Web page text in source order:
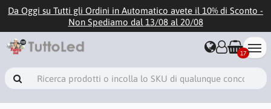
Da Oggi su Tutti gli Ordini in Automatico avete il 10% di Sconto -
Non Spediamo dal 13/08 al 20/08
17